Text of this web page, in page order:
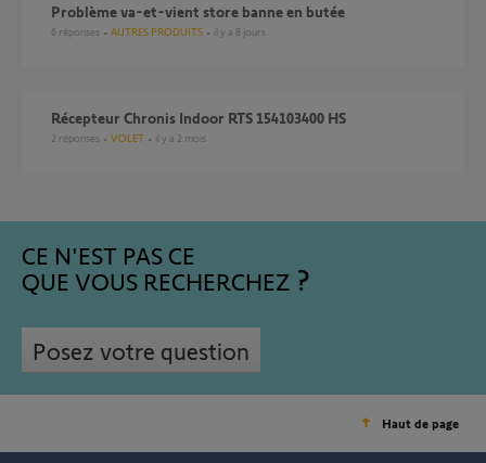
Problème va-et-vient store banne en butée
6 réponses AUTRES PRODUITS il y a 8 jours
Récepteur Chronis Indoor RTS 154103400 HS
2 réponses VOLET il y a 2 mois
CE N'EST PAS CE
QUE VOUS RECHERCHEZ
Posez votre question
Haut de page